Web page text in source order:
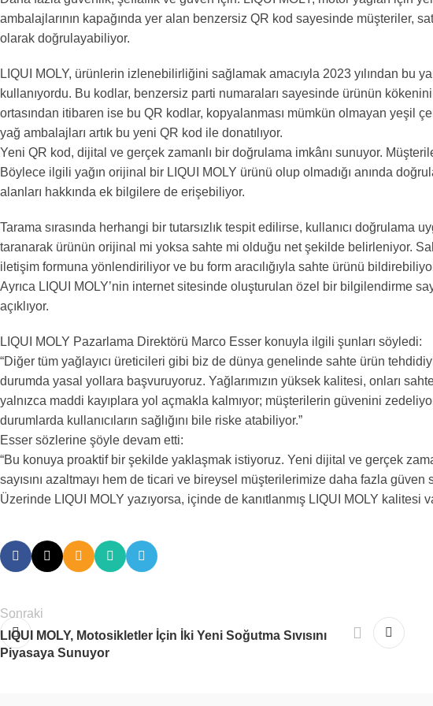
ambalajlarının kapağında yer alan benzersiz QR kod sayesinde müşteriler,
olarak doğrulayabiliyor.
LIQUI MOLY, ürünlerin izlenebilirliğini sağlamak amacıyla 2023 yılından bu
kullanıyordu. Bu kodlar, benzersiz parti numaraları sayesinde ürünün
ortasından itibaren ise bu QR kodlar, kopyalanması mümkün olmayan yeşil
yağ ambalajları artık bu yeni QR kod ile donatılıyor.
Yeni QR kod, dijital ve gerçek zamanlı bir doğrulama imkânı sunuyor.
Böylece ilgili yağın orijinal bir LIQUI MOLY ürünü olup olmadığı anında
alanları hakkında ek bilgilere de erişebiliyor.
Tarama sırasında herhangi bir tutarsızlık tespit edilirse, kullanıcı doğrulama
taranarak ürünün orijinal mi yoksa sahte mi olduğu net şekilde belirleniyor.
iletişim formuna yönlendiriliyor ve bu form aracılığıyla sahte ürünü
Ayrıca LIQUI MOLY’nin internet sitesinde oluşturulan özel bir bilgilendirme
açıklıyor.
LIQUI MOLY Pazarlama Direktörü Marco Esser konuyla ilgili şunları söyledi:
“Diğer tüm yağlayıcı üreticileri gibi biz de dünya genelinde sahte ürün
durumda yasal yollara başvuruyoruz. Yağlarımızın yüksek kalitesi, onları
yalnızca maddi kayıplara yol açmakla kalmıyor; müşterilerin güvenini
durumlarda kullanıcıların sağlığını bile riske atabiliyor.”
Esser sözlerine şöyle devam etti:
“Bu konuya proaktif bir şekilde yaklaşmak istiyoruz. Yeni dijital ve gerçek
sayısını azaltmayı hem de ticari ve bireysel müşterilerimize daha fazla
Üzerinde LIQUI MOLY yazıyorsa, içinde de kanıtlanmış LIQUI MOLY kalitesi
Sonraki
LIQUI MOLY, Motosikletler İçin İki Yeni Soğutma Sıvısını
Piyasaya Sunuyor